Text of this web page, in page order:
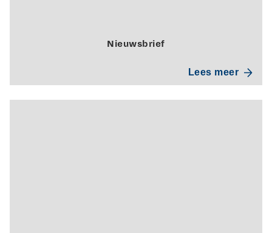
Nieuwsbrief
Lees meer